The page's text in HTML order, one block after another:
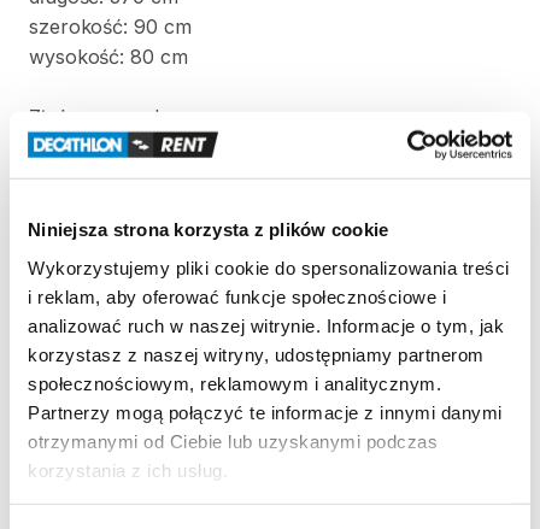
Niniejsza strona korzysta z plików cookie
Wykorzystujemy pliki cookie do spersonalizowania treści
i reklam, aby oferować funkcje społecznościowe i
analizować ruch w naszej witrynie. Informacje o tym, jak
korzystasz z naszej witryny, udostępniamy partnerom
społecznościowym, reklamowym i analitycznym.
Partnerzy mogą połączyć te informacje z innymi danymi
otrzymanymi od Ciebie lub uzyskanymi podczas
korzystania z ich usług.
szerokość: 90 cm
wysokość: 80 cm
Złożony
pokrowcu:
długość: 90 cm
szerokość: 60 cm
Waga: 22 kg
W komplecie z kajakiem znajdują się dwa wiosła i
pompka.
Zasady wypożyczenia